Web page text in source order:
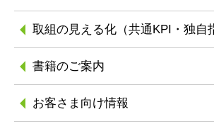
取組の見える化 （共通KPI・独自
書籍のご案内
お客さま向け情報